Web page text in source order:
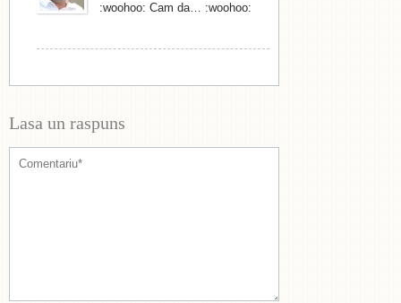
:woohoo: Cam da… :woohoo:
Lasa un raspuns